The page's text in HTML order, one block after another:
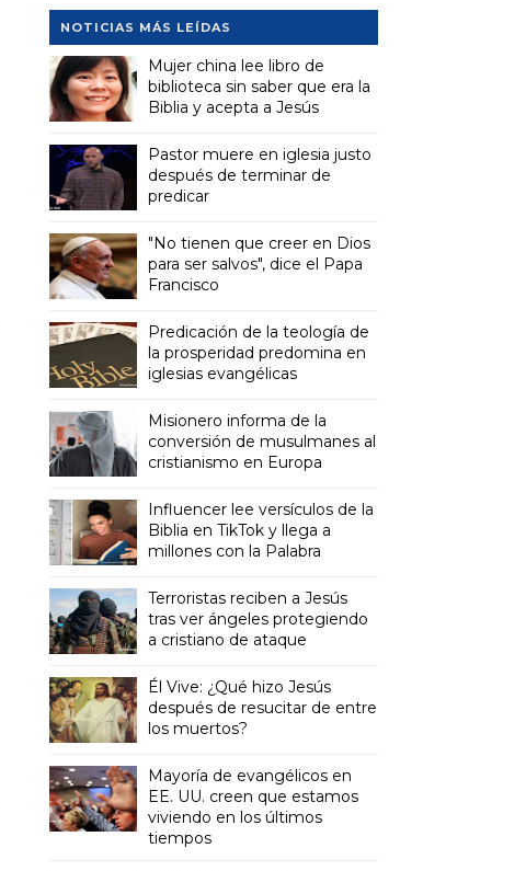
NOTICIAS MÁS LEÍDAS
Mujer china lee libro de
biblioteca sin saber que era la
Biblia y acepta a Jesús
Pastor muere en iglesia justo
después de terminar de
predicar
"No tienen que creer en Dios
para ser salvos", dice el Papa
Francisco
Predicación de la teología de
la prosperidad predomina en
iglesias evangélicas
Misionero informa de la
conversión de musulmanes al
cristianismo en Europa
Influencer lee versículos de la
Biblia en TikTok y llega a
millones con la Palabra
Terroristas reciben a Jesús
tras ver ángeles protegiendo
a cristiano de ataque
Él Vive: ¿Qué hizo Jesús
después de resucitar de entre
los muertos?
Mayoría de evangélicos en
EE. UU. creen que estamos
viviendo en los últimos
tiempos